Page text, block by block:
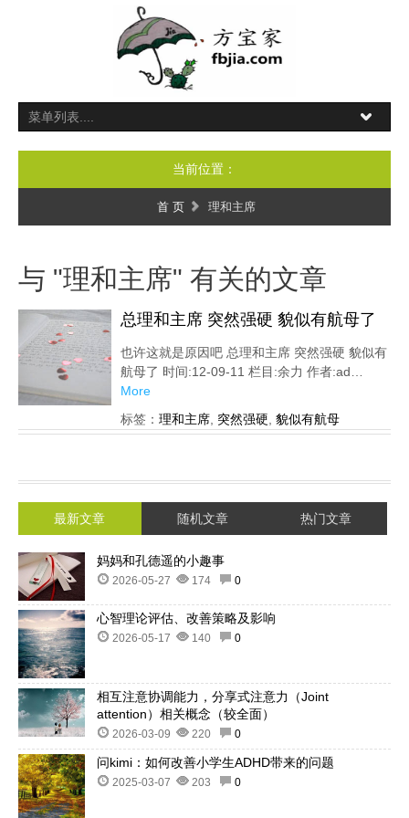
当前位置：
首 页 理和主席
与 "理和主席" 有关的文章
总理和主席 突然强硬 貌似有航母了
也许这就是原因吧 总理和主席 突然强硬 貌似有
航母了 时间:12-09-11 栏目:余力 作者:ad…
More
标签： 理和主席 突然强硬 貌似有航母
最新文章 随机文章 热门文章
妈妈和孔德遥的小趣事
2026-05-27 174 0
心智理论评估、改善策略及影响
2026-05-17 140 0
相互注意协调能力，分享式注意力（Joint
attention）相关概念（较全面）
2026-03-09 220 0
问kimi：如何改善小学生ADHD带来的问题
2025-03-07 203 0